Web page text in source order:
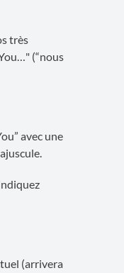
très
(“nous
avec une
(arrivera